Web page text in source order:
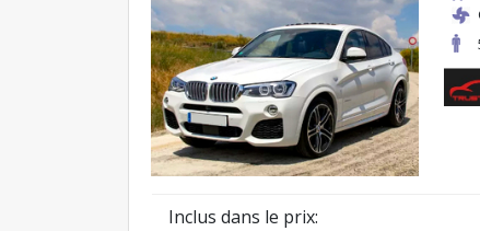
Inclus dans le prix: